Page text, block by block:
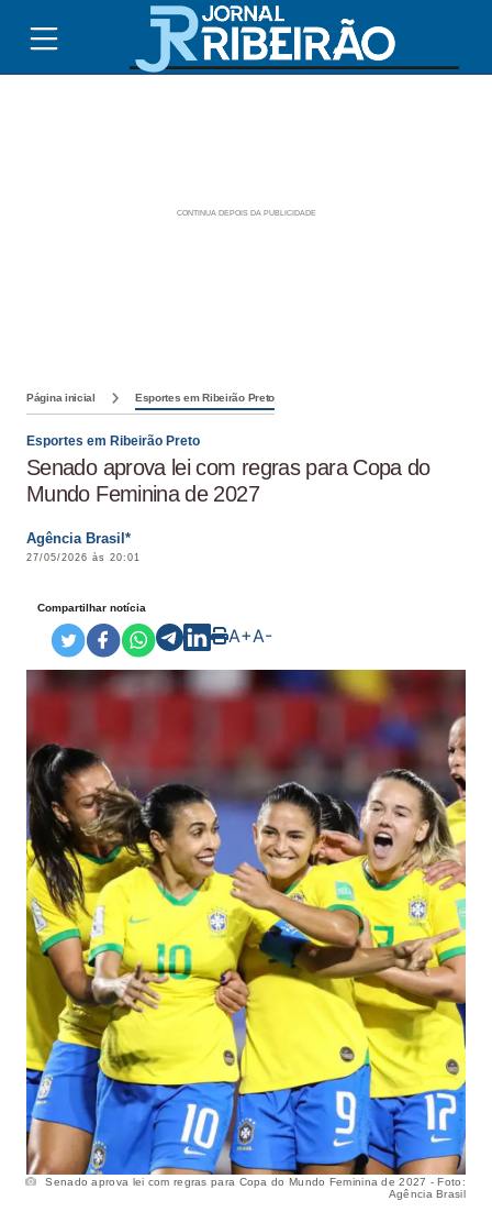
Página inicial Esportes em Ribeirão Preto
Esportes em Ribeirão Preto
Senado aprova lei com regras para Copa do
Mundo Feminina de 2027
Agência Brasil*
27/05/2026 às 20:01
Compartilhar notícia
A+A-
Senado aprova lei com regras para Copa do Mundo Feminina de 2027 - Foto:
Agência Brasil